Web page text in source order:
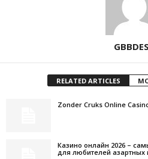
RELATED ARTICLES
Zonder Cruks Online
Казино онлайн 2026 –
для любителей азартных